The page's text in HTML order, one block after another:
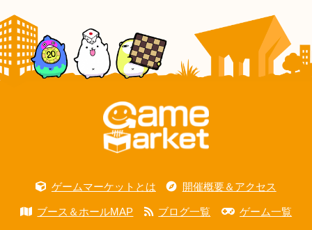
ゲームマーケットとは 開催概要＆アクセス
ブース＆ホールMAP ブログ一覧 ゲーム一覧